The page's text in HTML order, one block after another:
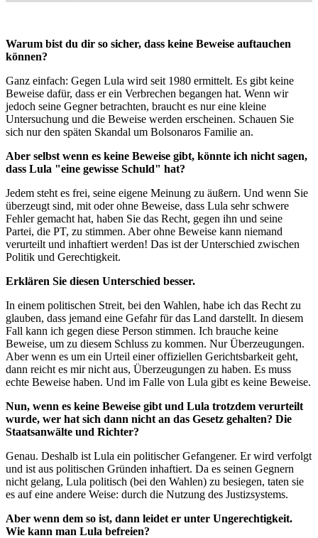
Warum bist du dir so sicher, dass keine Beweise auftauchen
können?
Ganz einfach: Gegen Lula wird seit 1980 ermittelt. Es gibt keine
Beweise dafür, dass er ein Verbrechen begangen hat. Wenn wir
jedoch seine Gegner betrachten, braucht es nur eine kleine
Untersuchung und die Beweise werden erscheinen. Schauen Sie
sich nur den späten Skandal um Bolsonaros Familie an.
Aber selbst wenn es keine Beweise gibt, könnte ich nicht sagen,
dass Lula "eine gewisse Schuld" hat?
Jedem steht es frei, seine eigene Meinung zu äußern. Und wenn Sie
überzeugt sind, mit oder ohne Beweise, dass Lula sehr schwere
Fehler gemacht hat, haben Sie das Recht, gegen ihn und seine
Partei, die PT, zu stimmen. Aber ohne Beweise kann niemand
verurteilt und inhaftiert werden! Das ist der Unterschied zwischen
Politik und Gerechtigkeit.
Erklären Sie diesen Unterschied besser.
In einem politischen Streit, bei den Wahlen, habe ich das Recht zu
glauben, dass jemand eine Gefahr für das Land darstellt. In diesem
Fall kann ich gegen diese Person stimmen. Ich brauche keine
Beweise, um zu diesem Schluss zu kommen. Nur Überzeugungen.
Aber wenn es um ein Urteil einer offiziellen Gerichtsbarkeit geht,
dann reicht es mir nicht aus, Überzeugungen zu haben. Es muss
echte Beweise haben. Und im Falle von Lula gibt es keine Beweise.
Nun, wenn es keine Beweise gibt und Lula trotzdem verurteilt
wurde, wer hat sich dann nicht an das Gesetz gehalten? Die
Staatsanwälte und Richter?
Genau. Deshalb ist Lula ein politischer Gefangener. Er wird verfolgt
und ist aus politischen Gründen inhaftiert. Da es seinen Gegnern
nicht gelang, Lula politisch (bei den Wahlen) zu besiegen, taten sie
es auf eine andere Weise: durch die Nutzung des Justizsystems.
Aber wenn dem so ist, dann leidet er unter Ungerechtigkeit.
Wie kann man Lula befreien?